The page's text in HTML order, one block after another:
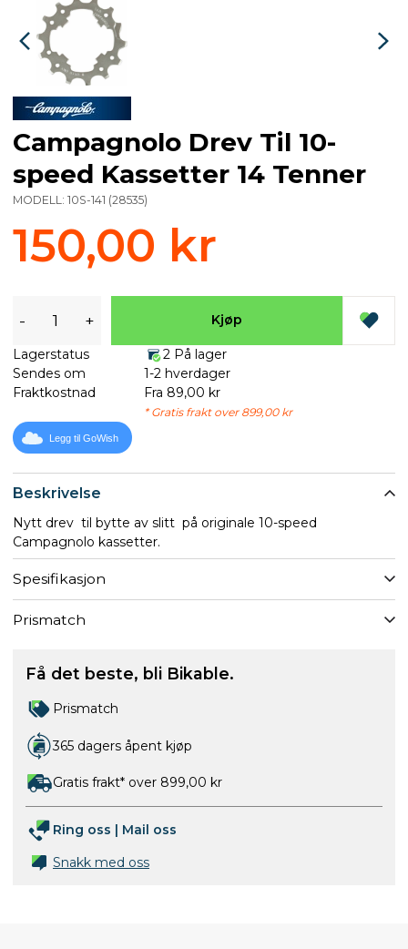
Beskrivelse
Nytt drev til bytte av slitt på originale 10-speed
Campagnolo kassetter.
Spesifikasjon
Prismatch
Campagnolo Drev Til 10-
speed Kassetter 14 Tenner
MODELL: 10S-141 (28535)
150,00 kr
- + Kjøp
Lagerstatus
2 På lager
Sendes om
1-2 hverdager
Fraktkostnad
Fra 89,00 kr
* Gratis frakt over 899,00 kr
Legg til GoWish
Få det beste, bli Bikable.
Prismatch
365 dagers åpent kjøp
Gratis frakt* over 899,00 kr
Ring oss | Mail oss
Snakk med oss